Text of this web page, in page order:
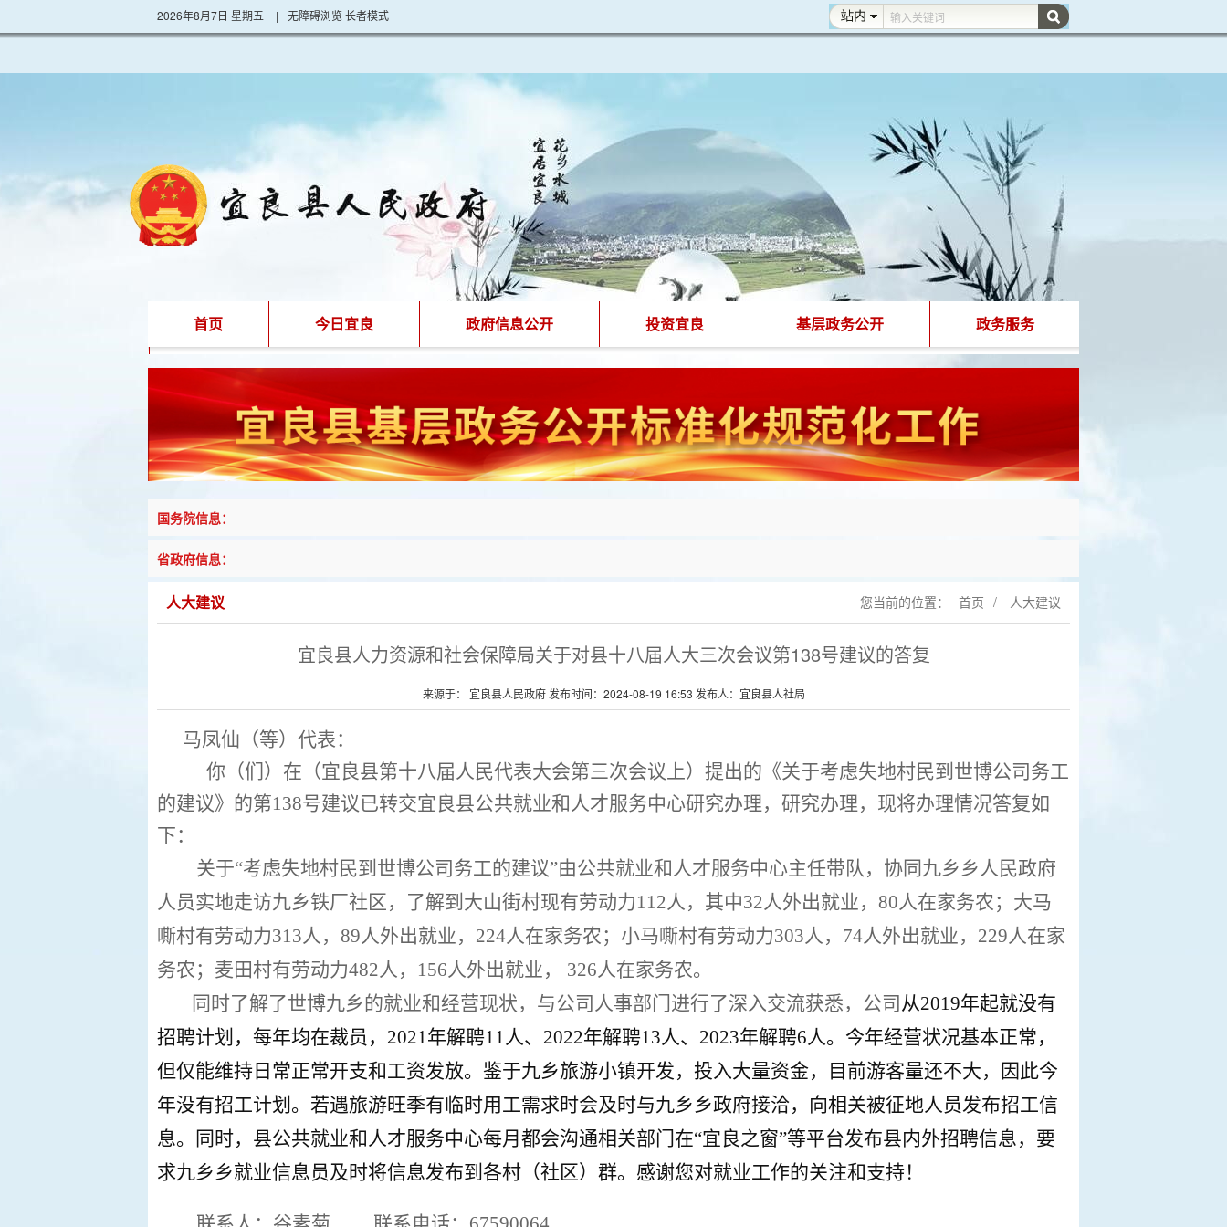
2026年8月7日 星期五 | 无障碍浏览长者模式
首页 今日宜良 政府信息公开 投资宜良 基层政务公开 政务服务
国务院信息：
省政府信息：
人大建议 您当前的位置： 首页 / 人大建议
宜良县人力资源和社会保障局关于对县十八届人大三次会议第138号建议的答复
来源于： 宜良县人民政府 发布时间：2024-08-19 16:53 发布人：宜良县人社局
马凤仙 （等） 代表：
你（们）在（宜良县第十八届人民代表大会第三次会议上）提出的 《关于考虑失地村民到世博公司务工
的建议》的第138号建议已转交宜良县公共就业和人才服务中心研究办理， 研究办理，现将办理情况答复如
下：
关于“考虑失地村民到世博公司务工的建议”由公共就业和人才服务中心主任带队 ，协同九乡乡人民政府
人员实地走访九乡铁厂社区，了解到大山街村现有劳动力112人， 其中32人外出就业， 80人在家务农；大马
嘶村有劳动力313人， 89人外出就业， 224人在家务农；小马嘶村有劳动力303人， 74人外出就业， 229人在家
务农；麦田村有劳动力482人， 156人外出就业， 326人在家务农。
同时了解了世博九乡的就业和经营现状，与公司 人事部门进行了深入交流获悉， 公司 从2019年起就没有
招聘计划， 每年均在裁员， 2021年解聘11人、 2022年解聘13人、 2023年解聘6人。今年经营状况基本正常，
但仅能维持日常正常开支和工资发放。 鉴于九乡旅游小镇开发，投入大量资金，目前游客量还不大，因此今
年没有招工计划。若遇旅游旺季有临时用工需求时会及时与九乡乡政府接洽，向相关被征地人员发布招工信
息。同时， 县公共就业和人才服务中心每月都会沟通相关部门在“宜良之窗”等平台发布县内外招聘信息， 要
求九乡乡就业信息员及时将信息发布到各村（社区）群。感谢您对就业工作的关注和支持！